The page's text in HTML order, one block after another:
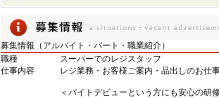
募集情報（アルバイト・パート・職業紹介）
職種
スーパーでのレジスタッフ
仕事内容
レジ業務・お客様ご案内・品出しのお仕事
＜バイトデビューという方にも安心の研